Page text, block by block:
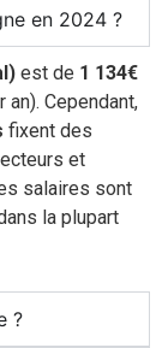
en 2024 ?
est de 1 134€
Cependant,
fixent des
et
salaires sont
la plupart
?